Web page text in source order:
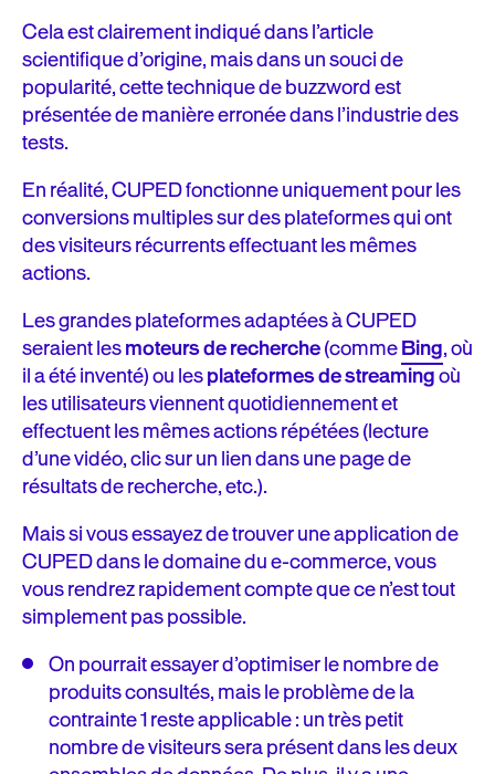
Cela est clairement indiqué dans l’article
scientifique d’origine, mais dans un souci de
popularité, cette technique de buzzword est
présentée de manière erronée dans l’industrie des
tests.
En réalité, CUPED fonctionne uniquement pour les
conversions multiples sur des plateformes qui ont
des visiteurs récurrents effectuant les mêmes
actions.
Les grandes plateformes adaptées à CUPED
seraient lesmoteurs de recherche(commeBing, où
il a été inventé) ou lesplateformes de streamingoù
les utilisateurs viennent quotidiennement et
effectuent les mêmes actions répétées (lecture
d’une vidéo, clic sur un lien dans une page de
résultats de recherche, etc.).
Mais si vous essayez de trouver une application de
CUPED dans le domaine du e-commerce, vous
vous rendrez rapidement compte que ce n’est tout
simplement pas possible.
On pourrait essayer d’optimiser le nombre de
produits consultés, mais le problème de la
contrainte 1 reste applicable : un très petit
nombre de visiteurs sera présent dans les deux